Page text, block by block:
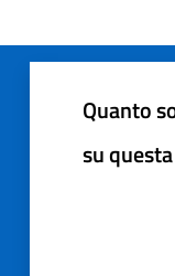
Quanto
su